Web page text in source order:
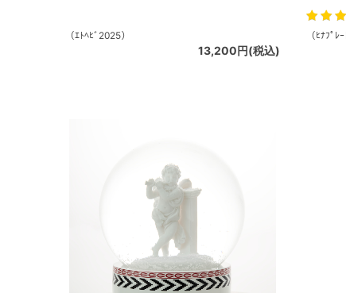
（ｴﾄﾍﾋﾞ2025）
13,200円(税込)
（ﾋﾅﾌﾟﾚｰ